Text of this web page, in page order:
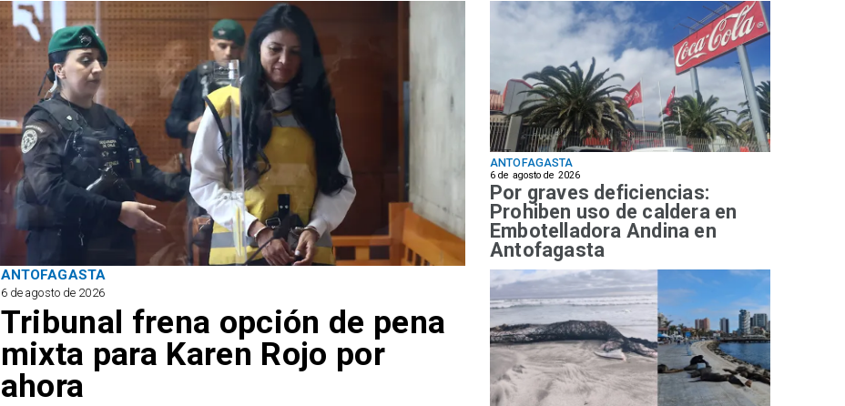
ANTOFAGASTA
6 de agosto de 2026
Tribunal frena opción de pena
mixta para Karen Rojo por
ahora
ANTOFAGASTA
6 de agosto de 2026
Por graves deficiencias:
Prohiben uso de caldera en
Embotelladora Andina en
Antofagasta